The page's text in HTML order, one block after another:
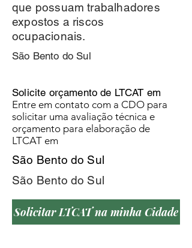
que possuam trabalhadores
expostos a riscos
ocupacionais.
São Bento do Sul
Solicite orçamento de LTCAT em
Entre em contato com a CDO para
solicitar uma avaliação técnica e
orçamento para elaboração de
LTCAT em
São Bento do Sul
São Bento do Sul
Solicitar LTCAT na minha Cidade